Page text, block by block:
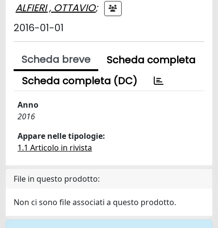
ALFIERI , OTTAVIO;
2016-01-01
Scheda breve
Scheda completa
Scheda completa (DC)
Anno
2016
Appare nelle tipologie:
1.1 Articolo in rivista
File in questo prodotto:
Non ci sono file associati a questo prodotto.